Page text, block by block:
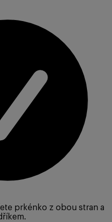
prkénko z obou stran a